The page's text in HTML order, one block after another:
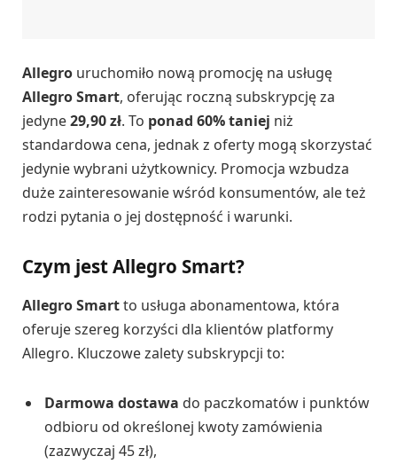
Allegro uruchomiło nową promocję na usługę
Allegro Smart, oferując roczną subskrypcję za
jedyne29,90 zł. To ponad 60% taniej niż
standardowa cena, jednak z oferty mogą skorzystać
jedynie wybrani użytkownicy. Promocja wzbudza
duże zainteresowanie wśród konsumentów, ale też
rodzi pytania o jej dostępność i warunki.
Czym jest Allegro Smart?
Allegro Smartto usługa abonamentowa, która
oferuje szereg korzyści dla klientów platformy
Allegro. Kluczowe zalety subskrypcji to:
Darmowa dostawa do paczkomatów i punktów
odbioru od określonej kwoty zamówienia
(zazwyczaj 45 zł),